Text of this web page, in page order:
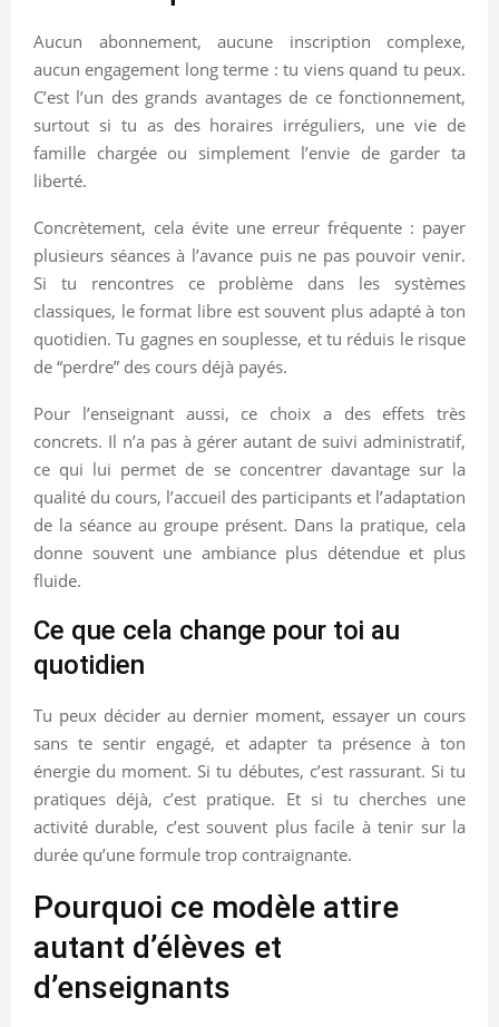
Aucun abonnement, aucune inscription complexe,
aucun engagement long terme : tu viens quand tu peux.
C’est l’un des grands avantages de ce fonctionnement,
surtout si tu as des horaires irréguliers, une vie de
famille chargée ou simplement l’envie de garder ta
liberté.
Concrètement, cela évite une erreur fréquente : payer
plusieurs séances à l’avance puis ne pas pouvoir venir.
Si tu rencontres ce problème dans les systèmes
classiques, le format libre est souvent plus adapté à ton
quotidien. Tu gagnes en souplesse, et tu réduis le risque
de “perdre” des cours déjà payés.
Pour l’enseignant aussi, ce choix a des effets très
concrets. Il n’a pas à gérer autant de suivi administratif,
ce qui lui permet de se concentrer davantage sur la
qualité du cours, l’accueil des participants et l’adaptation
de la séance au groupe présent. Dans la pratique, cela
donne souvent une ambiance plus détendue et plus
fluide.
Ce que cela change pour toi au
quotidien
Tu peux décider au dernier moment, essayer un cours
sans te sentir engagé, et adapter ta présence à ton
énergie du moment. Si tu débutes, c’est rassurant. Si tu
pratiques déjà, c’est pratique. Et si tu cherches une
activité durable, c’est souvent plus facile à tenir sur la
durée qu’une formule trop contraignante.
Pourquoi ce modèle attire
autant d’élèves et
d’enseignants